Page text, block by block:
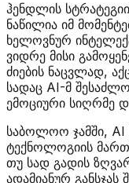
ჰენდლის
ნაწილია იმ
ხელოვნურ
ვიდრე მისი
ძიების ნაცვლად,
სადაც AI-მ
ემოციური სიღრმე
საბოლოო ჯამში, AI
ტექნოლოგიის
თუ სად გადის
ადამიანურ